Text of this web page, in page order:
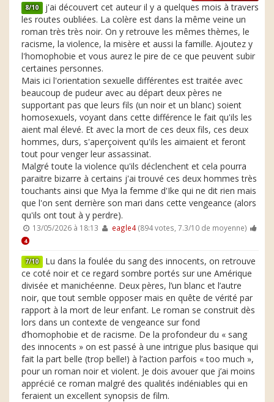
8/10 j'ai découvert cet auteur il y a quelques mois à travers
les routes oubliées. La colère est dans la même veine un
roman très très noir. On y retrouve les mêmes thèmes, le
racisme, la violence, la misère et aussi la famille. Ajoutez y
l'homophobie et vous aurez le pire de ce que peuvent subir
certaines personnes.
Mais ici l'orientation sexuelle différentes est traitée avec
beaucoup de pudeur avec au départ deux pères ne
supportant pas que leurs fils (un noir et un blanc) soient
homosexuels, voyant dans cette différence le fait qu'ils les
aient mal élevé. Et avec la mort de ces deux fils, ces deux
hommes, durs, s'aperçoivent qu'ils les aimaient et feront
tout pour venger leur assassinat.
Malgré toute la violence qu'ils déclenchent et cela pourra
paraitre bizarre à certains j'ai trouvé ces deux hommes très
touchants ainsi que Mya la femme d'Ike qui ne dit rien mais
que l'on sent derrière son mari dans cette vengeance (alors
qu'ils ont tout à y perdre).
13/05/2026 à 18:13 eagle4(894 votes, 7.3/10 de moyenne)
4
7/10 Lu dans la foulée du sang des innocents, on retrouve
ce coté noir et ce regard sombre portés sur une Amérique
divisée et manichéenne. Deux pères, l’un blanc et l’autre
noir, que tout semble opposer mais en quête de vérité par
rapport à la mort de leur enfant. Le roman se construit dès
lors dans un contexte de vengeance sur fond
d’homophobie et de racisme. De la profondeur du « sang
des innocents » on est passé à une intrigue plus basique qui
fait la part belle (trop belle!) à l’action parfois « too much »,
pour un roman noir et violent. Je dois avouer que j’ai moins
apprécié ce roman malgré des qualités indéniables qui en
feraient un excellent synopsis de film.